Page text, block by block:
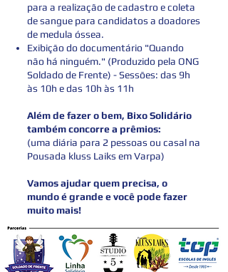
para a realização de cadastro e coleta
de sangue para candidatos a doadores
de medula óssea.
Exibição do documentário "Quando
não há ninguém." (Produzido pela ONG
Soldado de Frente) - Sessões: das 9h
às 10h e das 10h às 11h
Além de fazer o bem, Bixo Solidário
também concorre a prêmios:
(uma diária para 2 pessoas ou casal na
Pousada kluss Laiks em Varpa)
Vamos ajudar quem precisa, o
mundo é grande e você pode fazer
muito mais!